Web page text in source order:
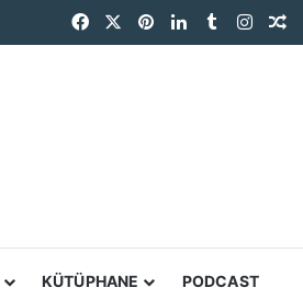
FacebookPinterestLinkedInTumblr
KÜTÜPHANE PODCAST